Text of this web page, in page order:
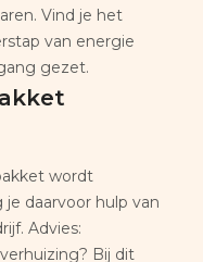
Vind je het
van energie
gezet.
wordt
daarvoor hulp van
Advies:
Bij dit